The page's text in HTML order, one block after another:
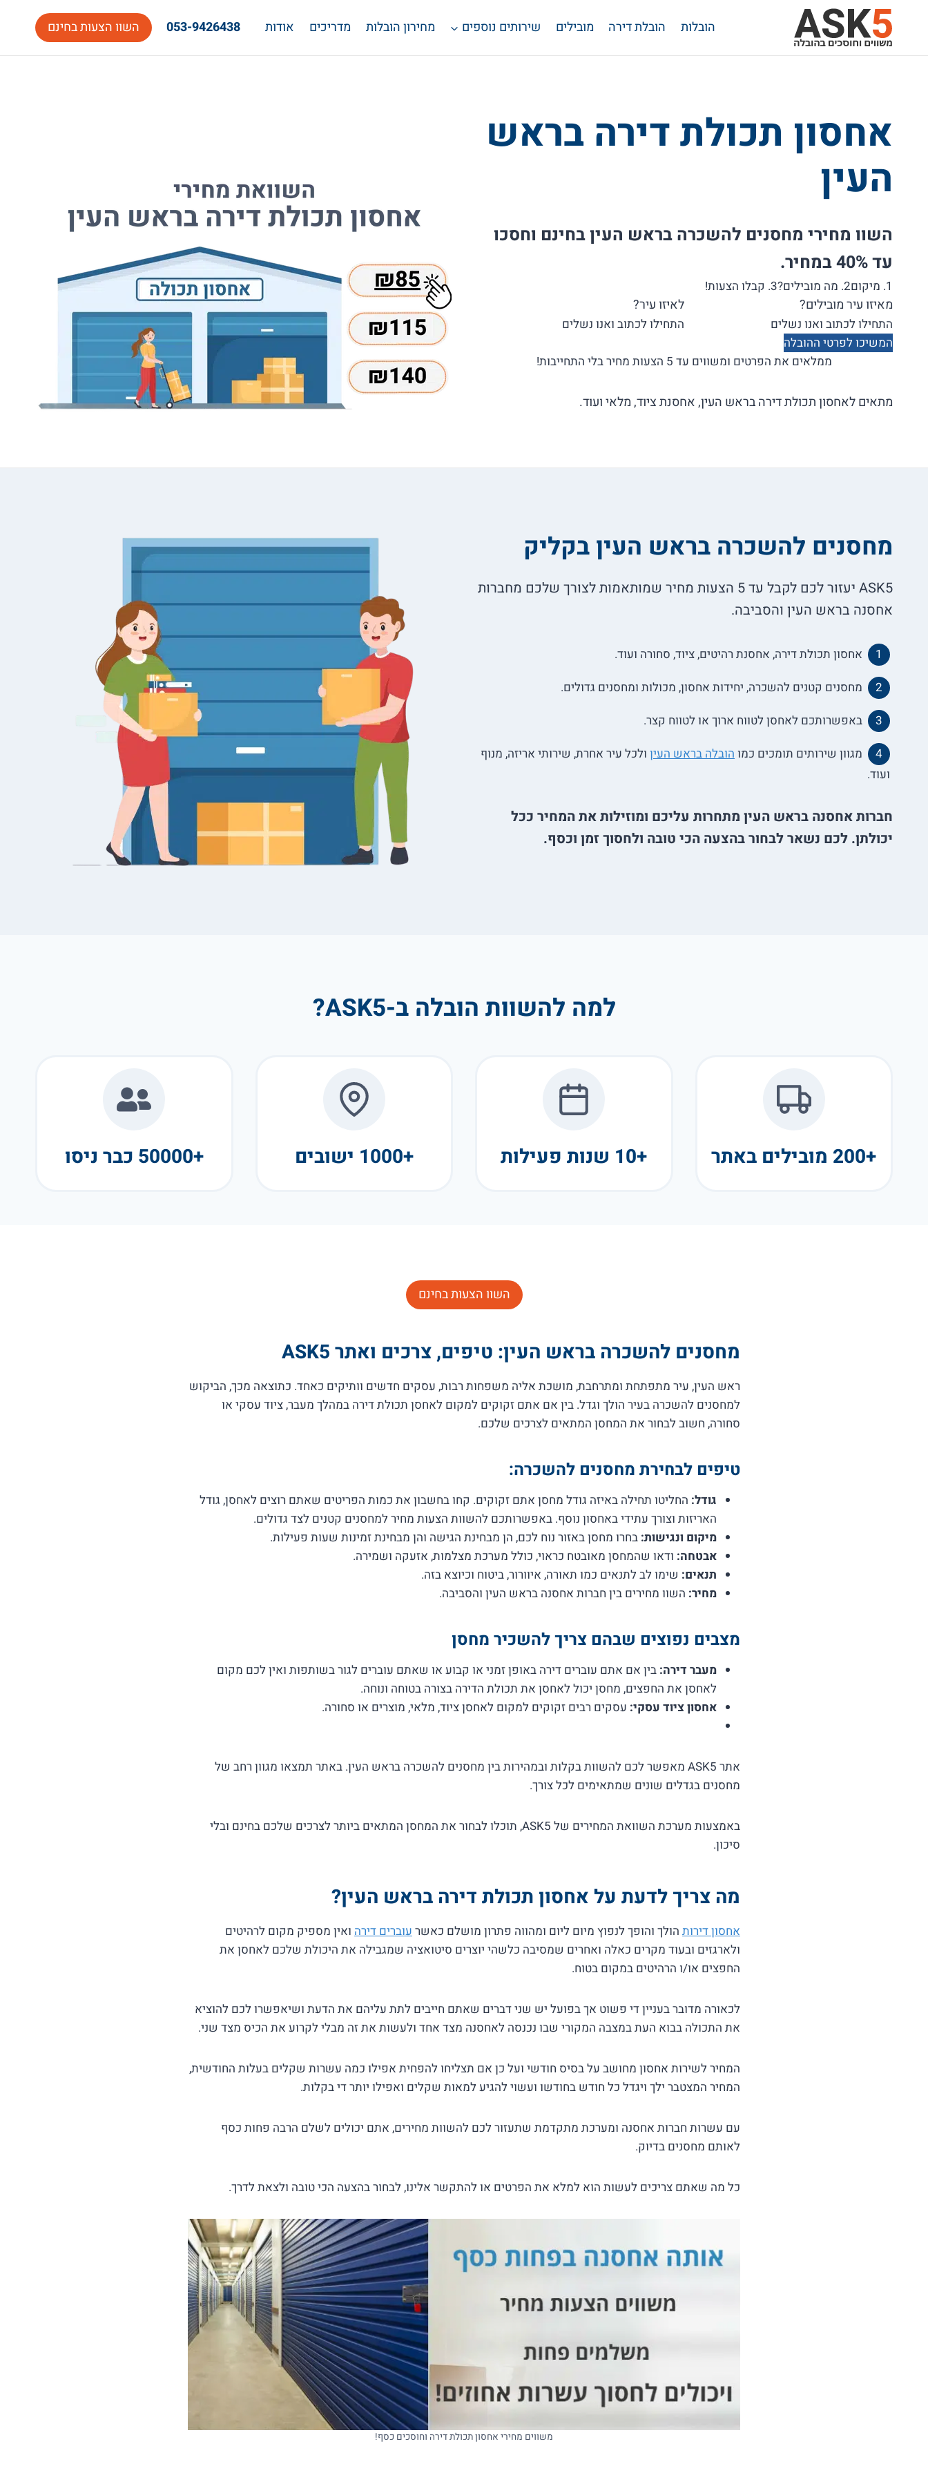
content
הובלות הובלת דירה מובילים שירותים נוספים מחירון הובלות מדריכים אודות 053-9426438 השוו הצעות בחינם
אחסון תכולת דירה בראש
העין
השוו מחירי מחסנים להשכרה בראש העין בחינם וחסכו
עד 40% במחיר.
1. מיקום 2. מה מובילים? 3. קבלו הצעות!
מאיזו עיר מובילים? לאיזו עיר?
המשיכו לפרטי ההובלה
ממלאים את הפרטים ומשווים עד 5 הצעות מחיר בלי התחייבות!
מתאים לאחסון תכולת דירה בראש העין, אחסנת ציוד, מלאי ועוד.
מחסנים להשכרה בראש העין בקליק
ASK5 יעזור לכם לקבל עד 5 הצעות מחיר שמותאמות לצורך שלכם מחברות
אחסנה בראש העין והסביבה.
אחסון תכולת דירה, אחסנת רהיטים, ציוד, סחורה ועוד.
מחסנים קטנים להשכרה, יחידות אחסון, מכולות ומחסנים גדולים.
באפשרותכם לאחסן לטווח ארוך או לטווח קצר.
מגוון שירותים תומכים כמו הובלה בראש העין ולכל עיר אחרת, שירותי אריזה, מנוף
ועוד.
חברות אחסנה בראש העין מתחרות עליכם ומוזילות את המחיר ככל
יכולתן. לכם נשאר לבחור בהצעה הכי טובה ולחסוך זמן וכסף.
למה להשוות הובלה ב-ASK5?
+200 מובילים באתר +10 שנות פעילות +1000 ישובים +50000 כבר ניסו
השוו הצעות בחינם
מחסנים להשכרה בראש העין: טיפים, צרכים ואתר ASK5
ראש העין, עיר מתפתחת ומתרחבת, מושכת אליה משפחות רבות, עסקים חדשים וותיקים כאחד. כתוצאה מכך, הביקוש
למחסנים להשכרה בעיר הולך וגדל. בין אם אתם זקוקים למקום לאחסן תכולת דירה במהלך מעבר, ציוד עסקי או
סחורה, חשוב לבחור את המחסן המתאים לצרכים שלכם.
טיפים לבחירת מחסנים להשכרה:
גודל: החליטו תחילה באיזה גודל מחסן אתם זקוקים. קחו בחשבון את כמות הפריטים שאתם רוצים לאחסן, גודל
האריזות וצורך עתידי באחסון נוסף. באפשרותכם להשוות הצעות מחיר למחסנים קטנים לצד גדולים.
מיקום ונגישות: בחרו מחסן באזור נוח לכם, הן מבחינת הגישה והן מבחינת זמינות שעות פעילות.
אבטחה: ודאו שהמחסן מאובטח כראוי, כולל מערכת מצלמות, אזעקה ושמירה.
תנאים: שימו לב לתנאים כמו תאורה, איוורור, ביטוח וכיוצא בזה.
מחיר: השוו מחירים בין חברות אחסנה בראש העין והסביבה.
מצבים נפוצים שבהם צריך להשכיר מחסן
מעבר דירה: בין אם אתם עוברים דירה באופן זמני או קבוע או שאתם עוברים לגור בשותפות ואין לכם מקום
לאחסן את החפצים, מחסן יכול לאחסן את תכולת הדירה בצורה בטוחה ונוחה.
אחסון ציוד עסקי: עסקים רבים זקוקים למקום לאחסן ציוד, מלאי, מוצרים או סחורה.
אתר ASK5 מאפשר לכם להשוות בקלות ובמהירות בין מחסנים להשכרה בראש העין. באתר תמצאו מגוון רחב של
מחסנים בגדלים שונים שמתאימים לכל צורך.
באמצעות מערכת השוואת המחירים של ASK5, תוכלו לבחור את המחסן המתאים ביותר לצרכים שלכם בחינם ובלי
סיכון.
מה צריך לדעת על אחסון תכולת דירה בראש העין?
אחסון דירות הולך והופך לנפוץ מיום ליום ומהווה פתרון מושלם כאשרעוברים דירה ואין מספיק מקום לרהיטים
ולארגזים ובעוד מקרים כאלה ואחרים שמסיבה כלשהי יוצרים סיטואציה שמגבילה את היכולת שלכם לאחסן את
החפצים או/ו הרהיטים במקום בטוח.
לכאורה מדובר בעניין די פשוט אך בפועל יש שני דברים שאתם חייבים לתת עליהם את הדעת ושיאפשרו לכם להוציא
את התכולה בבוא העת במצבה המקורי שבו נכנסה לאחסנה מצד אחד ולעשות את זה מבלי לקרוע את הכיס מצד שני.
המחיר לשירות אחסון מחושב על בסיס חודשי ועל כן אם תצליחו להפחית אפילו כמה עשרות שקלים בעלות החודשית,
המחיר המצטבר ילך ויגדל כל חודש בחודשו ועשוי להגיע למאות שקלים ואפילו יותר די בקלות.
עם עשרות חברות אחסנה ומערכת מתקדמת שתעזור לכם להשוות מחירים, אתם יכולים לשלם הרבה פחות כסף
לאותם מחסנים בדיוק.
כל מה שאתם צריכים לעשות הוא למלא את הפרטים או להתקשר אלינו, לבחור בהצעה הכי טובה ולצאת לדרך.
משווים מחירי אחסון תכולת דירה וחוסכים כסף!